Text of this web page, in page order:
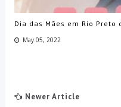
Dia das Mães em Rio Preto
May 05, 2022
Newer Article